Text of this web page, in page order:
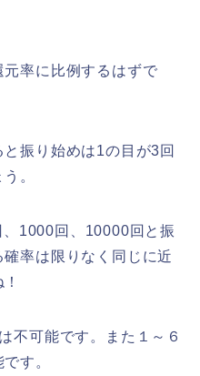
率に比例するはずで
振り始めは1の目が3回
。
1000回、10000回と振
率は限りなく同じに近
不可能です。また１～６
す。